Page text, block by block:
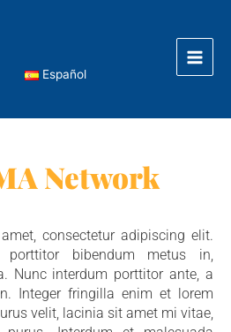
Español
Network
consectetur adipiscing elit.
porttitor bibendum metus in,
Nunc interdum porttitor ante, a
Integer fringilla enim et lorem
velit, lacinia sit amet mi vitae,